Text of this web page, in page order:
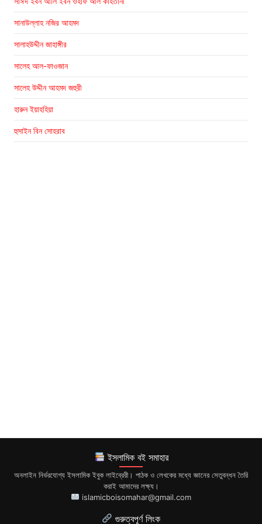
সানাউল্লাহ নজির আহমদ
সালাহউদ্দীন জাহাঙ্গীর
সালেহ আল-ফাওজান
সালেহ উদ্দীন আহমদ জহুরী
হারুন ইয়াহহিয়া
হুসাইন বিন সোহরাব
ইসলামিক বই সমাহার
অনলাইন নির্ভরযোগ্য ইসলামিক ইবুক লাইব্রেরী। পাঠক ও লেখকের মধ্যে জ্ঞানের সেতুবন্ধন তৈরি
করাই আমাদের লক্ষ্য।
islamicboisomahar@gmail.com
গুরুত্বপূর্ণ লিংক